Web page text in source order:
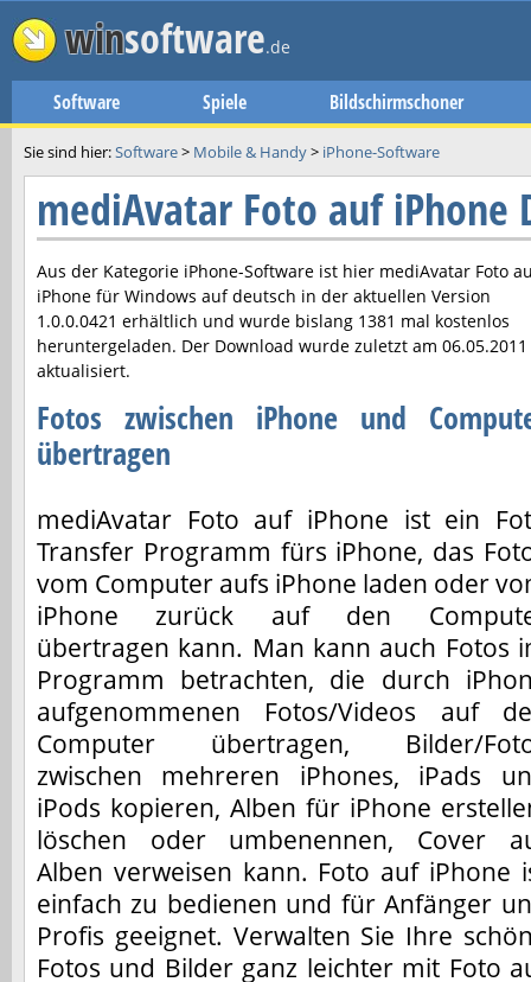
winsoftware.de
Software Spiele Bildschirmschoner
Sie sind hier:Software> Mobile & Handy> iPhone-Software
mediAvatar Foto auf iPhone
Aus der Kategorie iPhone-Software ist hier mediAvatar Foto
iPhone für Windows auf deutsch in der aktuellen Version
1.0.0.0421 erhältlich und wurde bislang 1381 mal kostenlos
heruntergeladen. Der Download wurde zuletzt am 06.05.2011
aktualisiert.
Fotos zwischen iPhone und
übertragen
mediAvatar Foto auf iPhone ist ein
Transfer Programm fürs iPhone, das
vom Computer aufs iPhone laden oder
iPhone zurück auf den
übertragen kann. Man kann auch Fotos
Programm betrachten, die durch
aufgenommenen Fotos/Videos auf
Computer übertragen, Bilder/
zwischen mehreren iPhones, iPads
iPods kopieren, Alben für iPhone
löschen oder umbenennen, Cover
Alben verweisen kann. Foto auf iPhone
einfach zu bedienen und für Anfänger
Profis geeignet. Verwalten Sie Ihre
Fotos und Bilder ganz leichter mit Foto